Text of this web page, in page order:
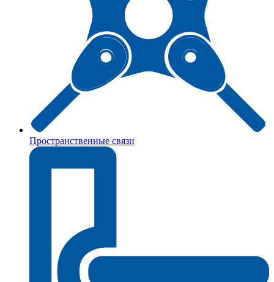
Пространственные связи